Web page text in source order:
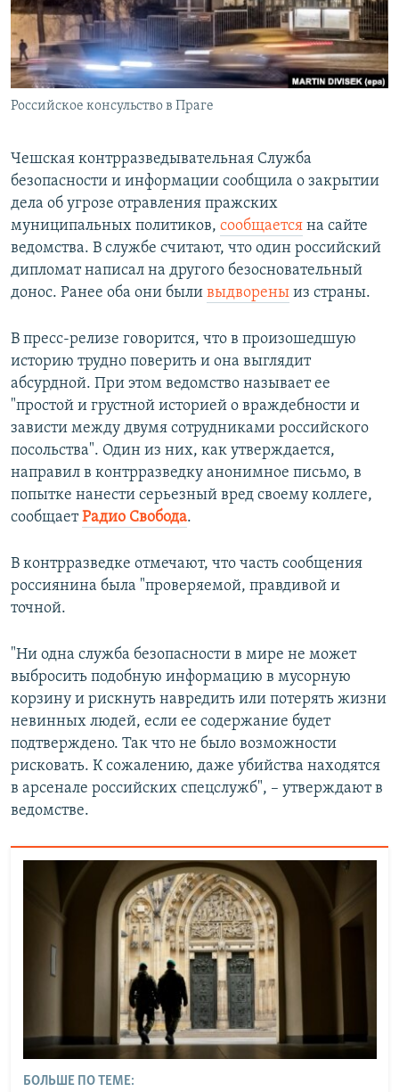
ПОБЕДИТЕЛЕЙ НЕ СУДЯТ?
КРЫМ.НЕПОКОРЕННЫЙ
ELIFBE
УКРАИНСКАЯ ПРОБЛЕМА КРЫМА
ПРИСОЕДИНЯЙТЕСЬ!
Российское консульство в Праге
Чешская контрразведывательная Служба
безопасности и информации сообщила о закрытии
дела об угрозе отравления пражских
муниципальных политиков, сообщается на сайте
ведомства. В службе считают, что один российский
дипломат написал на другого безосновательный
донос. Ранее оба они были выдворены из страны.
В пресс-релизе говорится, что в произошедшую
историю трудно поверить и она выглядит
абсурдной. При этом ведомство называет ее
"простой и грустной историей о враждебности и
зависти между двумя сотрудниками российского
посольства". Один из них, как утверждается,
направил в контрразведку анонимное письмо, в
попытке нанести серьезный вред своему коллеге,
сообщаетРадио Свобода.
В контрразведке отмечают, что часть сообщения
россиянина была "проверяемой, правдивой и
точной.
"Ни одна служба безопасности в мире не может
выбросить подобную информацию в мусорную
корзину и рискнуть навредить или потерять жизни
невинных людей, если ее содержание будет
подтверждено. Так что не было возможности
рисковать. К сожалению, даже убийства находятся
в арсенале российских спецслужб", – утверждают в
ведомстве.
БОЛЬШЕ ПО ТЕМЕ: